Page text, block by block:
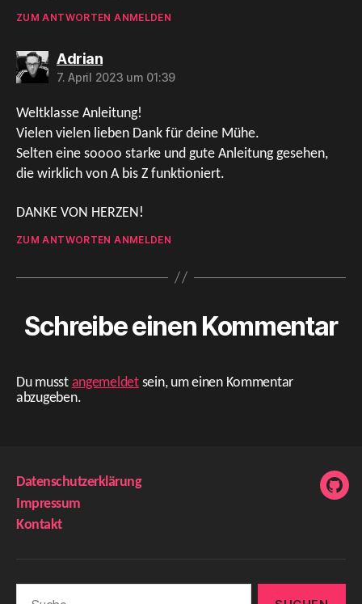
ZUM ANTWORTEN ANMELDEN
Adriansagt:
7. April 2023 um 01:39
Weltklasse Anleitung!
Vielen vielen lieben Dank für deine Mühe.
Selten eine soooo starke und gute Anleitung gesehen,
die wirklich von A bis Z funktioniert.
DANKE VON HERZEN!
ZUM ANTWORTEN ANMELDEN
Schreibe einen Kommentar
Du musst angemeldetsein, um einen Kommentar
abzugeben.
Datenschutzerklärung
Impressum
Kontakt